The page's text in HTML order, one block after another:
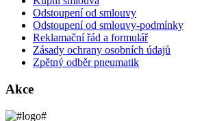
Odstoupení od smlouvy
Odstoupení od smlouvy-podmínky
Reklamační řád a formulář
Zásady ochrany osobních údajů
Zpětný odběr pneumatik
Akce